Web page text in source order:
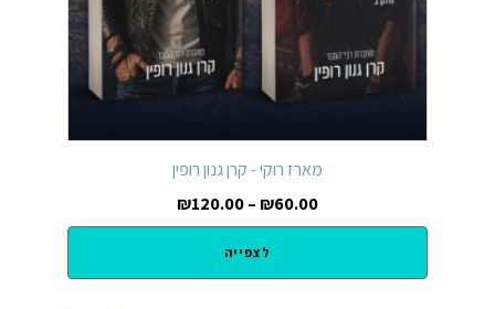
מארז רוקי - קרן גנון רופין
₪60.00
–
₪120.00
לצפייה